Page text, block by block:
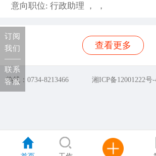
意向职位: 行政助理 ， ，
查看更多
热线：0734-8213466 湘ICP备12001222号-
订阅
我们
联系
客服